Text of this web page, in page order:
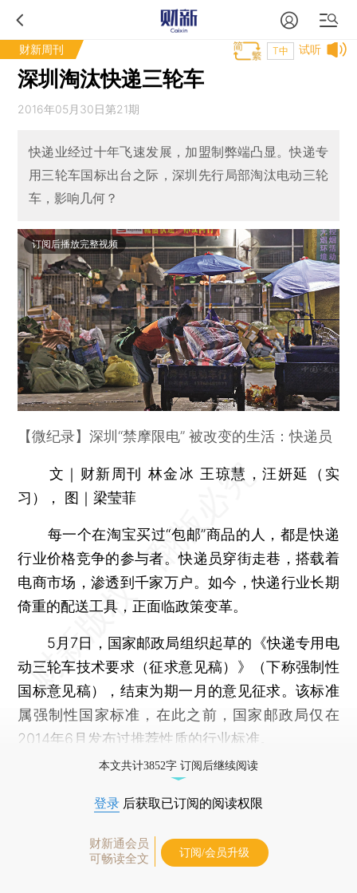
财新周刊 试听
T中
深圳淘汰快递三轮车
2016年05月30日第21期
快递业经过十年飞速发展，加盟制弊端凸显。快递专
用三轮车国标出台之际，深圳先行局部淘汰电动三轮
车，影响几何？
订阅后播放完整视频
【微纪录】深圳“禁摩限电” 被改变的生活：快递员
文｜财新周刊 林金冰 王琼慧，汪妍延（实
习）， 图｜梁莹菲
每一个在淘宝买过“包邮”商品的人，都是快递
行业价格竞争的参与者。快递员穿街走巷，搭载着
电商市场，渗透到千家万户。如今，快递行业长期
倚重的配送工具，正面临政策变革。
5月7日，国家邮政局组织起草的《快递专用电
动三轮车技术要求（征求意见稿）》（下称强制性
国标意见稿），结束为期一月的意见征求。该标准
属强制性国家标准，在此之前，国家邮政局仅在
2014年6月发布过推荐性质的行业标准。
本文共计3852字 订阅后继续阅读
登录 后获取已订阅的阅读权限
财新通会员
可畅读全文
订阅/会员升级